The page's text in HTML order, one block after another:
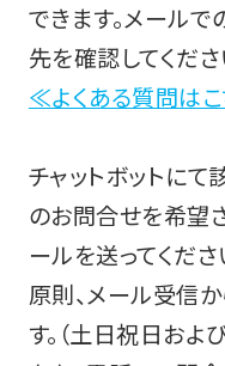
できます。メール
先を確認してくださ
≪よくある質問は
チャットボットに
のお問合せを希望
ールを送ってくださ
原則、メール受信
す。（土日祝日およ